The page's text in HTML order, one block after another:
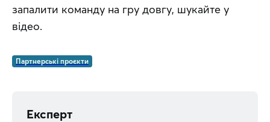
запалити команду на гру довгу, шукайте у
відео.
Партнерські проєкти
Експерт